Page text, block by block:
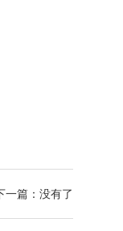
一篇：没有了